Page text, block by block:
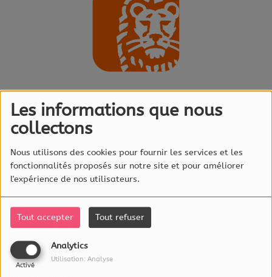
Les informations que nous
collectons
Nous utilisons des cookies pour fournir les services et les
fonctionnalités proposés sur notre site et pour améliorer
l'expérience de nos utilisateurs.
Tout accepter Tout refuser
Analytics
Activé
Utilisation: Analyse
Écouter le podcast
Avec l’année nouvelle qui
s’annonce, on a quelque fois
des envies d’indépendance.
Beaucoup se demandent si
c’est compliqué de sauter le
pas et de devenir auto-
entrepreneur ou de fonder sa
boîte au Luxembourg.